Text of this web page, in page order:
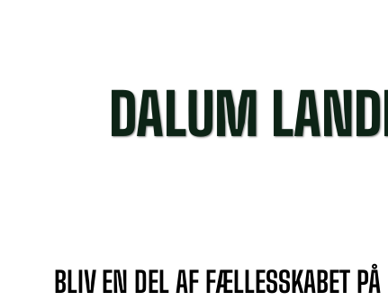
DALUM
BLIV EN DEL AF FÆLLESSKABET